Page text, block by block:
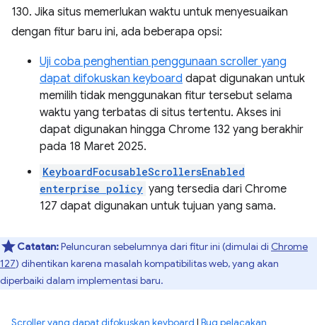
130. Jika situs memerlukan waktu untuk menyesuaikan
dengan fitur baru ini, ada beberapa opsi:
Uji coba penghentian penggunaan scroller yang
dapat difokuskan keyboard dapat digunakan untuk
memilih tidak menggunakan fitur tersebut selama
waktu yang terbatas di situs tertentu. Akses ini
dapat digunakan hingga Chrome 132 yang berakhir
pada 18 Maret 2025.
KeyboardFocusableScrollersEnabled
enterprise policy yang tersedia dari Chrome
127 dapat digunakan untuk tujuan yang sama.
Catatan:Peluncuran sebelumnya dari fitur ini (dimulai di Chrome
127) dihentikan karena masalah kompatibilitas web, yang akan
diperbaiki dalam implementasi baru.
Scroller yang dapat difokuskan keyboard | Bug pelacakan